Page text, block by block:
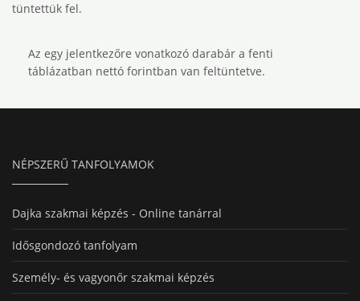
tüntettük fel.
Az egy jelentkezőre vonatkozó darabár a fenti
táblázatban nettó forintban van feltüntetve.
NÉPSZERŰ TANFOLYAMOK
Dajka szakmai képzés - Online tanárral
Idősgondozó tanfolyam
Személy- és vagyonőr szakmai képzés